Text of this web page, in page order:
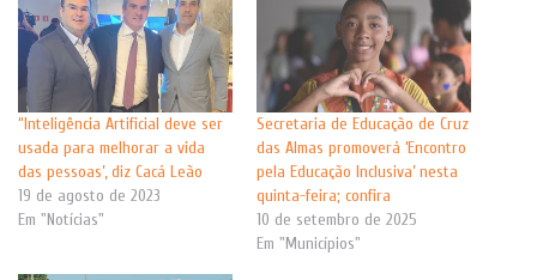
“Inteligência Artificial deve ser
usada para melhorar a vida
das pessoas’, diz Cacá Leão
19 de agosto de 2023
Em "Notícias"
Secretaria de Educação de Cruz
das Almas promoverá ‘Encontro
pela Educação Inclusiva’ nesta
quinta-feira; confira
10 de setembro de 2025
Em "Municípios"